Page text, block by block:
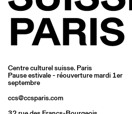
Centre culturel suisse. Paris
Pause estivale - réouverture mardi 1er
septembre
ccs@ccsparis.com